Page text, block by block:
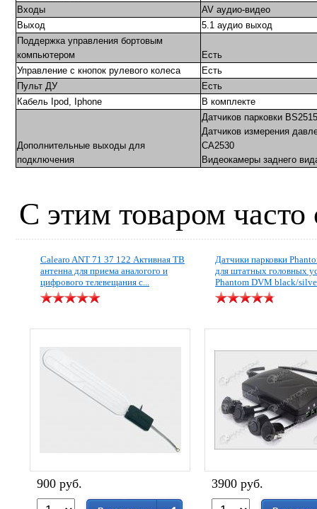
Входы
AV аудио-видео
Выход
5.1 аудио выход
Поддержка управления бортовым
компьютером
Есть
Управление с кнопок рулевого колеса
Есть
Пульт ДУ
Есть
Кабель Ipod, Iphone
В комплекте
Дополнительные выходы для
подключения
Датчиков парковки BS2515
Датчиков измерения
CA2530
Видеокамеры заднего
С этим товаром часто
Calearo ANT 71 37 122 Активная ТВ
антенна для приема аналогого и
цифрового телевещания c...
900 руб.
Датчики парковки
для штатных головных
Phantom DVM black/
3900 руб.